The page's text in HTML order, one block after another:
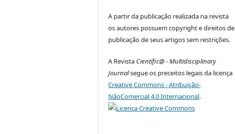
A partir da publicação realizada na revista
os autores possuem copyright e direitos de
publicação de seus artigos sem restrições.
A Revista Científic@ - Multidisciplinary
Journalsegue os preceitos legais da licença
Creative Commons - Atribuição-
NãoComercial 4.0 Internacional.